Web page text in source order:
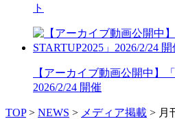
ト
【アーカイブ動画公開中】
2026/2/24 開催
TOP> NEWS > メディア掲載 > 月